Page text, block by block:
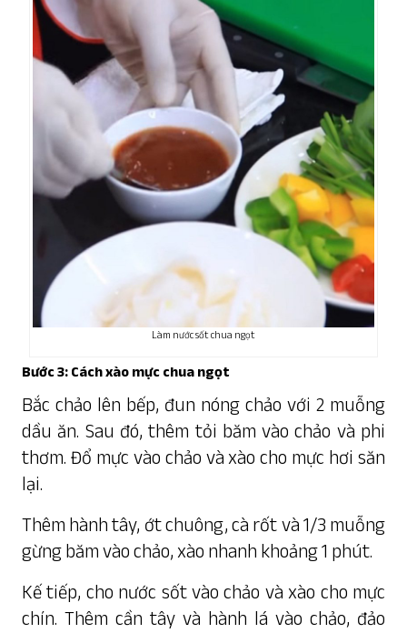
Làm nước sốt chua ngọt
Bước 3: Cách xào mực chua ngọt
Bắc chảo lên bếp, đun nóng chảo với 2 muỗng
dầu ăn. Sau đó, thêm tỏi băm vào chảo và phi
thơm. Đổ mực vào chảo và xào cho mực hơi săn
lại.
Thêm hành tây, ớt chuông, cà rốt và 1/3 muỗng
gừng băm vào chảo, xào nhanh khoảng 1 phút.
Kế tiếp, cho nước sốt vào chảo và xào cho mực
chín. Thêm cần tây và hành lá vào chảo, đảo